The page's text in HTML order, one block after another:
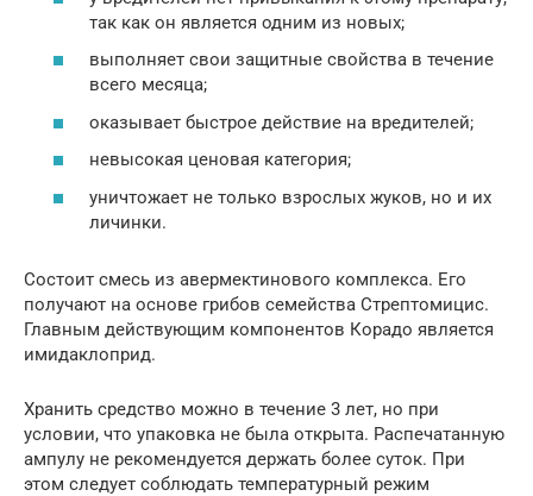
так как он является одним из новых;
выполняет свои защитные свойства в течение
всего месяца;
оказывает быстрое действие на вредителей;
невысокая ценовая категория;
уничтожает не только взрослых жуков, но и их
личинки.
Состоит смесь из авермектинового комплекса. Его
получают на основе грибов семейства Стрептомицис.
Главным действующим компонентов Корадо является
имидаклоприд.
Хранить средство можно в течение 3 лет, но при
условии, что упаковка не была открыта. Распечатанную
ампулу не рекомендуется держать более суток. При
этом следует соблюдать температурный режим